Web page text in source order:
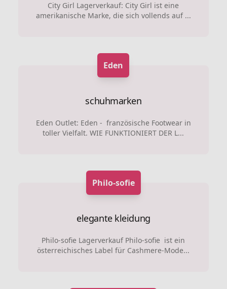
City Girl Lagerverkauf: City Girl ist eine
amerikanische Marke, die sich vollends auf ...
Eden
schuhmarken
Eden Outlet: Eden - französische Footwear in
toller Vielfalt. WIE FUNKTIONIERT DER L...
Philo-sofie
elegante kleidung
Philo-sofie Lagerverkauf Philo-sofie ist ein
österreichisches Label für Cashmere-Mode...